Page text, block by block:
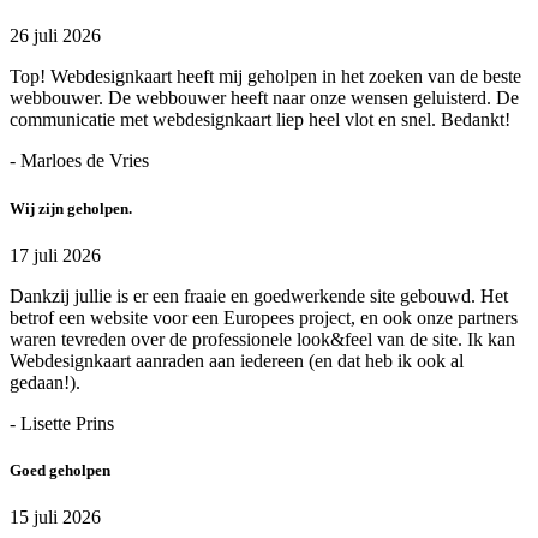
26 juli 2026
Top! Webdesignkaart heeft mij geholpen in het zoeken van de beste
webbouwer. De webbouwer heeft naar onze wensen geluisterd. De
communicatie met webdesignkaart liep heel vlot en snel. Bedankt!
- Marloes de Vries
Wij zijn geholpen.
17 juli 2026
Dankzij jullie is er een fraaie en goedwerkende site gebouwd. Het
betrof een website voor een Europees project, en ook onze partners
waren tevreden over de professionele look&feel van de site. Ik kan
Webdesignkaart aanraden aan iedereen (en dat heb ik ook al
gedaan!).
- Lisette Prins
Goed geholpen
15 juli 2026